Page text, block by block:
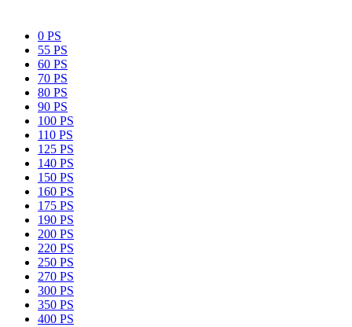
0 PS
55 PS
60 PS
70 PS
80 PS
90 PS
100 PS
110 PS
125 PS
140 PS
150 PS
160 PS
175 PS
190 PS
200 PS
220 PS
250 PS
270 PS
300 PS
350 PS
400 PS